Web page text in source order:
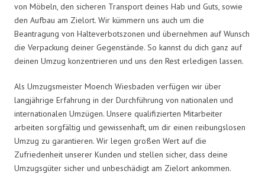
von Möbeln, den sicheren Transport deines Hab und Guts, sowie
den Aufbau am Zielort. Wir kümmern uns auch um die
Beantragung von Halteverbotszonen und übernehmen auf Wunsch
die Verpackung deiner Gegenstände. So kannst du dich ganz auf
deinen Umzug konzentrieren und uns den Rest erledigen lassen.
Als Umzugsmeister Moench Wiesbaden verfügen wir über
langjährige Erfahrung in der Durchführung von nationalen und
internationalen Umzügen. Unsere qualifizierten Mitarbeiter
arbeiten sorgfältig und gewissenhaft, um dir einen reibungslosen
Umzug zu garantieren. Wir legen großen Wert auf die
Zufriedenheit unserer Kunden und stellen sicher, dass deine
Umzugsgüter sicher und unbeschädigt am Zielort ankommen.